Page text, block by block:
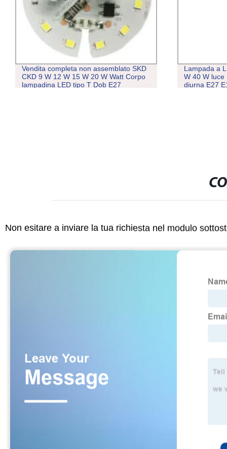
Vendita completa non assemblato SKD
CKD 9 W 12 W 15 W 20 W Watt Corpo
lampadina LED tipo T Dob E27
Lampada a
W 40 W luce
diurna E27
Non esitare a inviare la tua richiesta nel modulo